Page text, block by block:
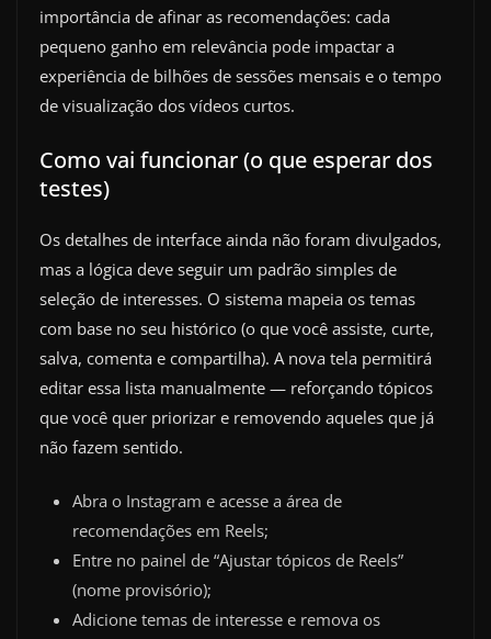
importância de afinar as recomendações: cada
pequeno ganho em relevância pode impactar a
experiência de bilhões de sessões mensais e o tempo
de visualização dos vídeos curtos.
Como vai funcionar (o que esperar dos
testes)
Os detalhes de interface ainda não foram divulgados,
mas a lógica deve seguir um padrão simples de
seleção de interesses. O sistema mapeia os temas
com base no seu histórico (o que você assiste, curte,
salva, comenta e compartilha). A nova tela permitirá
editar essa lista manualmente — reforçando tópicos
que você quer priorizar e removendo aqueles que já
não fazem sentido.
Abra o Instagram e acesse a área de
recomendações em Reels;
Entre no painel de “Ajustar tópicos de Reels”
(nome provisório);
Adicione temas de interesse e remova os